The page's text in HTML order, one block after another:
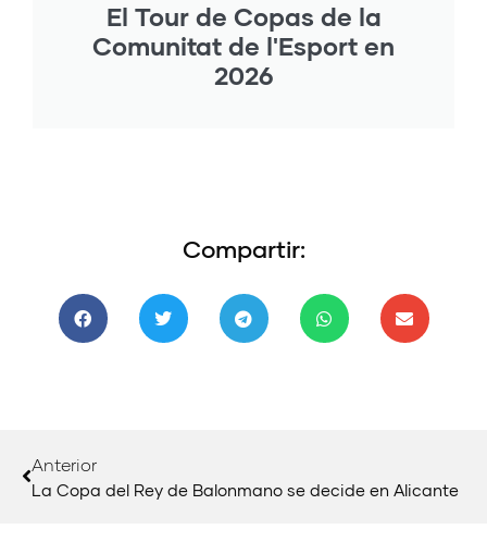
El Tour de Copas de la
Comunitat de l'Esport en
2026
Compartir:
Anterior
La Copa del Rey de Balonmano se decide en Alicante